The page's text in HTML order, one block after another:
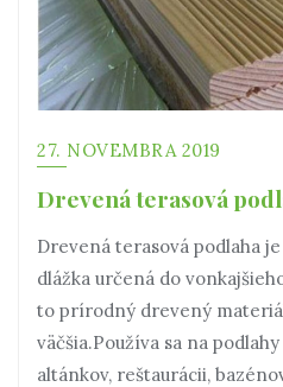
27. NOVEMBRA 2019
Drevená terasová
Drevená terasová podlaha
dlážka určená do
to prírodný drevený
väčšia.Používa sa na
altánkov, reštaurácii,